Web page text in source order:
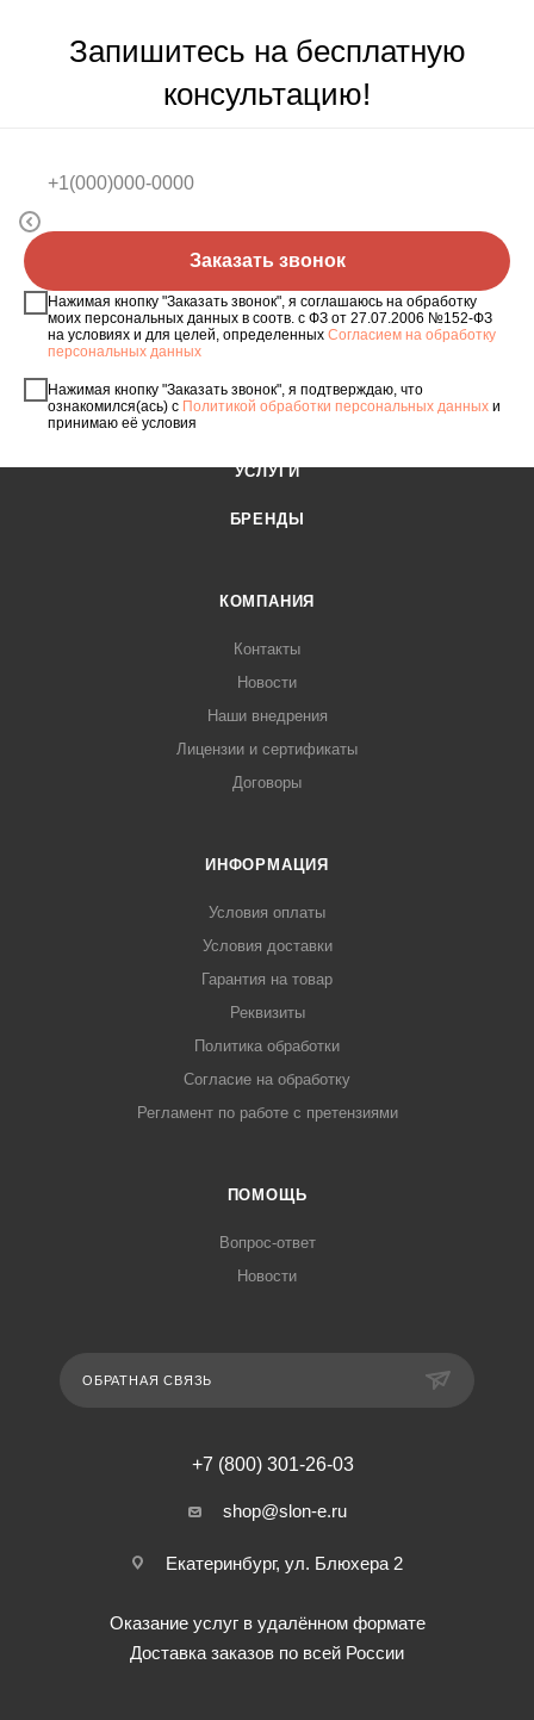
Запишитесь на бесплатную
консультацию!
Нажимая кнопку "Заказать звонок", я соглашаюсь на обработку
моих персональных данных в соотв. с ФЗ от 27.07.2006 №152-ФЗ
на условиях и для целей, определенных Согласием на обработку
персональных данных
Нажимая кнопку "Заказать звонок", я подтверждаю, что
ознакомился(ась) с Политикой обработки персональных данных и
принимаю её условия
Заказать звонок
УСЛУГИ
БРЕНДЫ
КОМПАНИЯ
Контакты
Новости
Наши внедрения
Лицензии и сертификаты
Договоры
ИНФОРМАЦИЯ
Условия оплаты
Условия доставки
Гарантия на товар
Реквизиты
Политика обработки
Согласие на обработку
Регламент по работе с претензиями
ПОМОЩЬ
Вопрос-ответ
Новости
ОБРАТНАЯ СВЯЗЬ
+7 (800) 301-26-03
shop@slon-e.ru
Екатеринбург, ул. Блюхера 2
Оказание услуг в удалённом формате
Доставка заказов по всей России